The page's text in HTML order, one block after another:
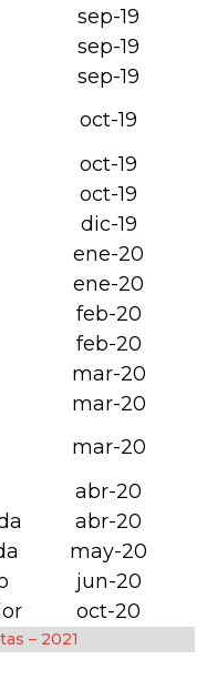
sep-19
sep-19
sep-19
oct-19
oct-19
oct-19
dic-19
ene-20
ene-20
feb-20
feb-20
mar-20
mar-20
mar-20
abr-20
abr-20
may-20
jun-20
oct-20